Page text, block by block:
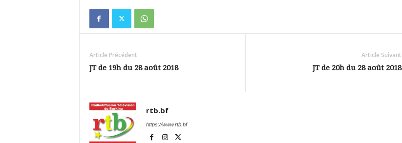
Article Précédent
JT de 19h du 28 août 2018
Article Suivant
JT de 20h du 28 août 2018
rtb.bf
https://www.rtb.bf